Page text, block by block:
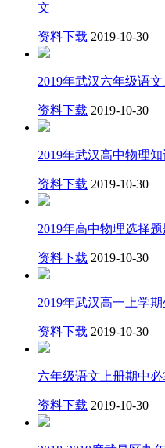
文
资料下载 2019-10-30
2019年武汉六年级语
资料下载 2019-10-30
2019年武汉高中物理
资料下载 2019-10-30
2019年高中物理选择
资料下载 2019-10-30
2019年武汉高一上学
资料下载 2019-10-30
六年级语文上册期中
资料下载 2019-10-30